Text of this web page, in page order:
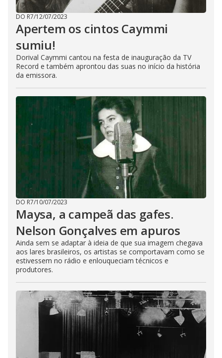
DO R7/12/07/2023
Apertem os cintos Caymmi
sumiu!
Dorival Caymmi cantou na festa de inauguração da TV
Record e também aprontou das suas no início da história
da emissora.
DO R7/10/07/2023
Maysa, a campeã das gafes.
Nelson Gonçalves em apuros
Ainda sem se adaptar à ideia de que sua imagem chegava
aos lares brasileiros, os artistas se comportavam como se
estivessem no rádio e enlouqueciam técnicos e
produtores.